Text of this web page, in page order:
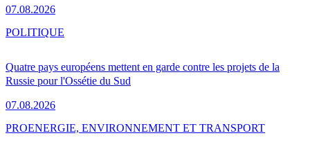
07.08.2026
Quatre pays européens mettent en garde contre les projets de la
Russie pour l'Ossétie du Sud
07.08.2026
POLITIQUE
PROENERGIE, ENVIRONNEMENT ET TRANSPORT